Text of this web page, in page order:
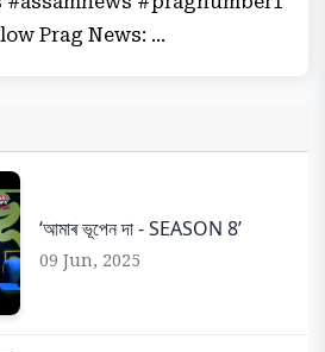
Prag News: ...
‘আমাৰ ভূপেন দা - SEASON 8’
09 Jun, 2025